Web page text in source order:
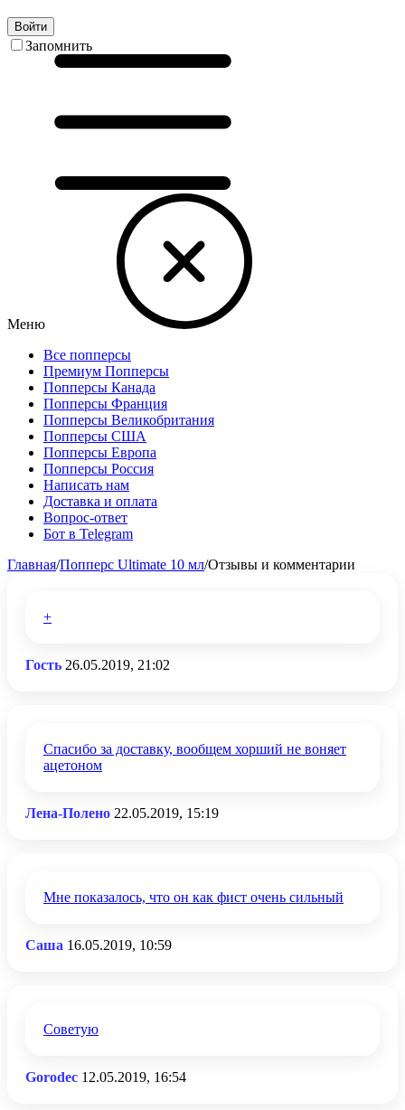
Войти
Запомнить
Меню
Все попперсы
Премиум Попперсы
Попперсы Канада
Попперсы Франция
Попперсы Великобритания
Попперсы США
Попперсы Европа
Попперсы Россия
Написать нам
Доставка и оплата
Вопрос-ответ
Бот в Telegram
Главная/Попперс Ultimate 10 мл/Отзывы и комментарии
+
Гость 26.05.2019, 21:02
Спасибо за доставку, вообщем хорший не воняет
ацетоном
Лена-Полено 22.05.2019, 15:19
Мне показалось, что он как фист очень сильный
Саша 16.05.2019, 10:59
Советую
Gorodec 12.05.2019, 16:54